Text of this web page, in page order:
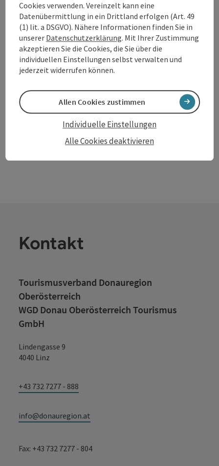
Akakiko - Passage Linz
Linz
Restaurant
Asia-Spezialitäten und Sushi!
Öffnungszeiten
MOMontag geöffnet
DIDienstag geöffnet
MIMittwoch geöffnet
DODonnerstag geöffnet
FRFreitag geöffnet
SASamstag geöffnet
SOSonntag geöffnet
FEFeiertag geöffnet
Seite zurück 1 … 88
Kontakt
Tourismusverband Donauregion
Oberösterreich
WGD Donau Oberösterreich Tourismus
GmbH
Lindengasse 9
4040 Linz
+43 732 7277 - 888
info@donauregion.at
Fax: +43 732 7277 - 804
Cookies verwenden. Vereinzelt kann eine
Datenübermittlung in ein Drittland erfolgen (Art. 49
(1) lit. a DSGVO). Nähere Informationen finden Sie in
unserer Datenschutzerklärung. Mit Ihrer Zustimmung
akzeptieren Sie die Cookies, die Sie über die
individuellen Einstellungen selbst verwalten und
jederzeit widerrufen können.
Alle Cookies deaktivieren
Individuelle Einstellungen
Allen Cookies zustimmen